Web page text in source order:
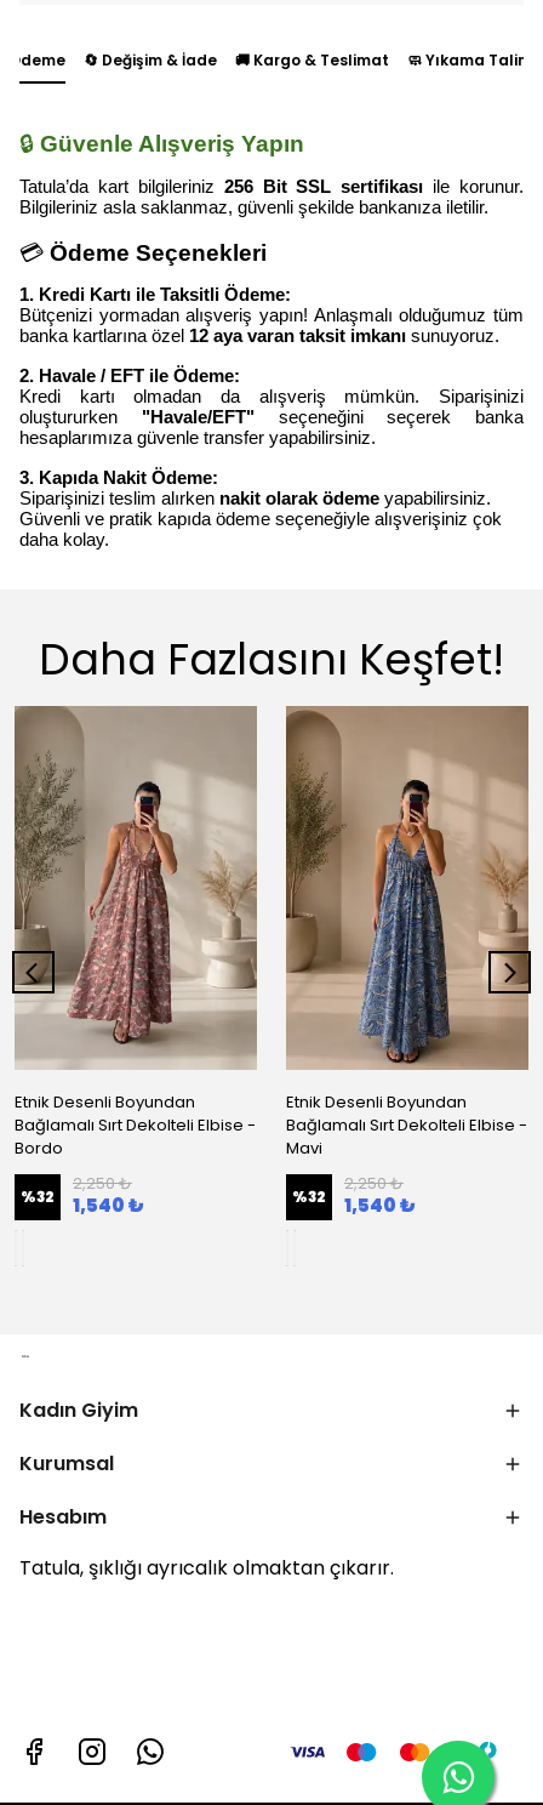
Ödeme 🔄 Değişim & İade 🚚 Kargo & Teslimat 🧼 Yıkama
🔒 Güvenle Alışveriş Yapın
Tatula’da kart bilgileriniz 256 Bit SSL sertifikası ile korunur.
Bilgileriniz asla saklanmaz, güvenli şekilde bankanıza iletilir.
💳 Ödeme Seçenekleri
1. Kredi Kartı ile Taksitli Ödeme:
Bütçenizi yormadan alışveriş yapın! Anlaşmalı olduğumuz tüm
banka kartlarına özel 12 aya varan taksit imkanı sunuyoruz.
2. Havale / EFT ile Ödeme:
Kredi kartı olmadan da alışveriş mümkün. Siparişinizi
oluştururken "Havale/EFT"seçeneğini seçerek banka
hesaplarımıza güvenle transfer yapabilirsiniz.
3. Kapıda Nakit Ödeme:
Siparişinizi teslim alırken nakit olarak ödeme yapabilirsiniz.
Güvenli ve pratik kapıda ödeme seçeneğiyle alışverişiniz çok
daha kolay.
Daha Fazlasını Keşfet!
Etnik Desenli Boyundan
Bağlamalı Sırt Dekolteli Elbise -
Bordo
%32
2,250 ₺
1,540 ₺
Etnik Desenli Boyundan
Bağlamalı Sırt Dekolteli Elbise -
Mavi
%32
2,250 ₺
1,540 ₺
Kadın Giyim
Kurumsal
Hesabım
Tatula, şıklığı ayrıcalık olmaktan çıkarır.